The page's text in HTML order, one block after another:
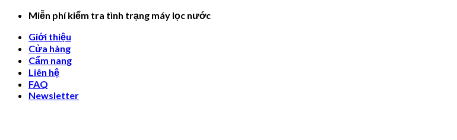
Skip
content
Miễn phí kiểm tra tình trạng máy lọc nước
Giới thiệu
Cửa hàng
Cẩm nang
Liên hệ
FAQ
Newsletter